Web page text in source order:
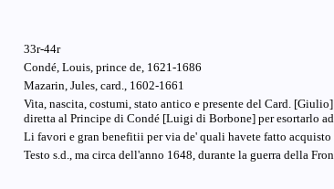
33r-44r
Condé, Louis, prince de, 1621-1686
Mazarin, Jules, card., 1602-1661
Vita, nascita, costumi, stato antico e presente del Card.
diretta al Principe di Condé [Luigi di Borbone] per esortarlo
Li favori e gran benefitii per via de' quali havete fatto
Testo s.d., ma circa dell'anno 1648, durante la guerra della